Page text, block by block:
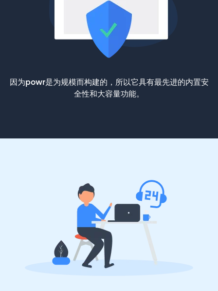
因为powr是为规模而构建的，所以它具有最先进的内置安
全性和大容量功能。